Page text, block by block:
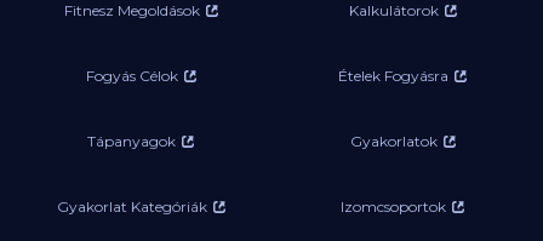
Fitnesz Megoldások Kalkulátorok
Fogyás Célok Ételek Fogyásra
Tápanyagok Gyakorlatok
Gyakorlat Kategóriák Izomcsoportok